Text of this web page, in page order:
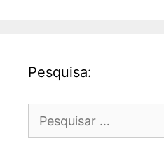
Pesquisa:
por: